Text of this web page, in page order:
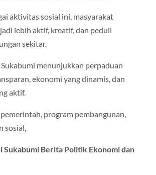
aktivitas sosial ini, masyarakat
lebih aktif, kreatif, dan peduli
sekitar.
menunjukkan perpaduan
ekonomi yang dinamis, dan
aktif.
program pembangunan,
sosial,
Sukabumi Berita Politik Ekonomi dan